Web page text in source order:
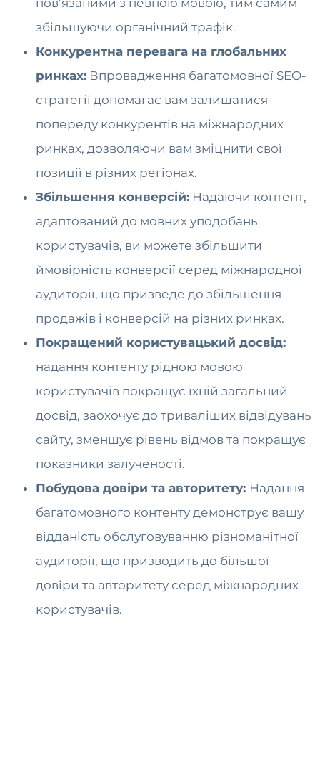
збільшуючи органічний трафік.
Конкурентна перевага на глобальних
ринках: Впровадження багатомовної SEO-
стратегії допомагає вам залишатися
попереду конкурентів на міжнародних
ринках, дозволяючи вам зміцнити свої
позиції в різних регіонах.
Збільшення конверсій: Надаючи контент,
адаптований до мовних уподобань
користувачів, ви можете збільшити
ймовірність конверсії серед міжнародної
аудиторії, що призведе до збільшення
продажів і конверсій на різних ринках.
Покращений користувацький досвід:
надання контенту рідною мовою
користувачів покращує їхній загальний
досвід, заохочує до триваліших відвідувань
сайту, зменшує рівень відмов та покращує
показники залученості.
Побудова довіри та авторитету: Надання
багатомовного контенту демонструє вашу
відданість обслуговуванню різноманітної
аудиторії, що призводить до більшої
довіри та авторитету серед міжнародних
користувачів.